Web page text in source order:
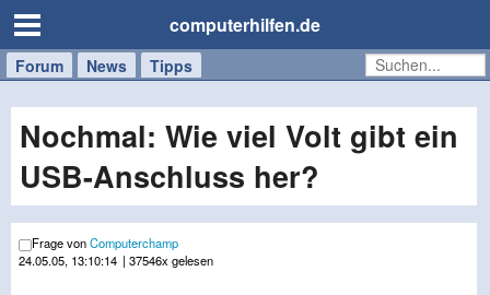
computerhilfen.de
Forum News Tipps
Handy
Tablet
Windows
Mac
Nochmal: Wie viel Volt gibt ein
USB-Anschluss her?
Frage vonComputerchamp
24.05.05, 13:10:14 | 37546x gelesen